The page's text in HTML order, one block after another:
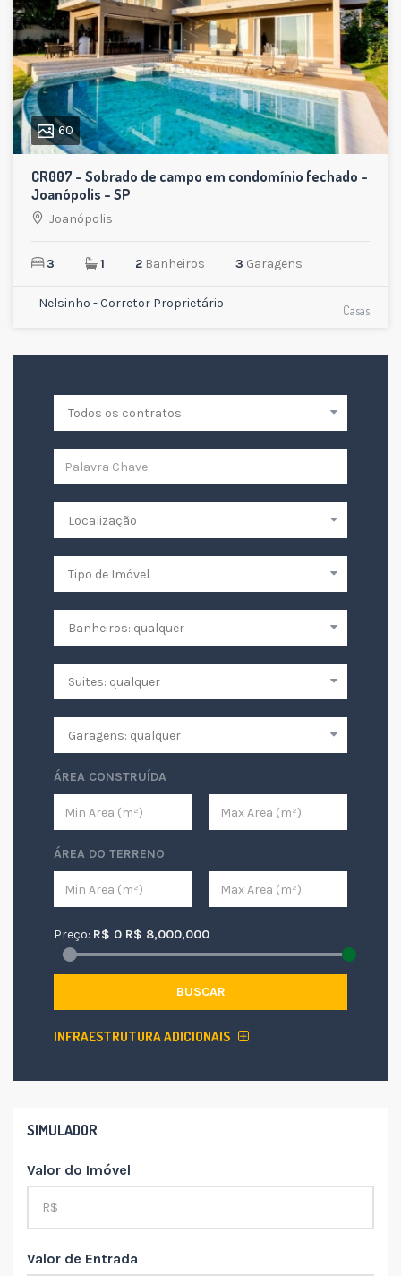
60
CR007 – Sobrado de campo em condomínio fechado –
Joanópolis – SP
Joanópolis
3 1 2 Banheiros 3 Garagens
Nelsinho - Corretor Proprietário Casas
ÁREA CONSTRUÍDA
ÁREA DO TERRENO
Preço: R$ 0 R$ 8,000,000
BUSCAR
INFRAESTRUTURA ADICIONAIS
SIMULADOR
Valor do Imóvel
Valor de Entrada